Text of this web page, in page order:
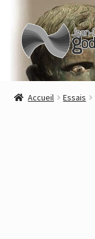
Aller
navigation
Aller
au
contenu
Accueil
Accueil Essais